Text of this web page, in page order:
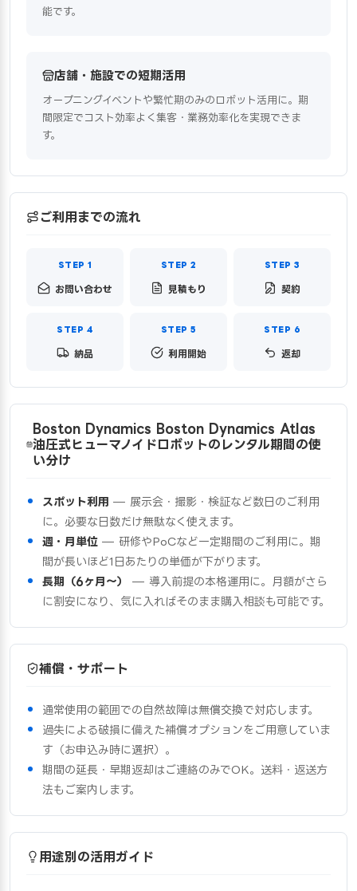
能です。
店舗・施設での短期活用
オープニングイベントや繁忙期のみのロボット活用に。期
間限定でコスト効率よく集客・業務効率化を実現できま
す。
ご利用までの流れ
お問い合わせ 見積もり 契約
納品 利用開始 返却
Boston Dynamics Boston Dynamics Atlas
油圧式ヒューマノイドロボットのレンタル期間の使
い分け
スポット利用 — 展示会・撮影・検証など数日のご利用
に。必要な日数だけ無駄なく使えます。
週・月単位 — 研修やPoCなど一定期間のご利用に。期
間が長いほど1日あたりの単価が下がります。
長期（6ヶ月〜）
— 導入前提の本格運用に。月額がさら
に割安になり、気に入ればそのまま購入相談も可能です。
補償・サポート
通常使用の範囲での自然故障は無償交換で対応します。
過失による破損に備えた補償オプションをご用意していま
す（お申込み時に選択）。
期間の延長・早期返却はご連絡のみでOK。送料・返送方
法もご案内します。
用途別の活用ガイド